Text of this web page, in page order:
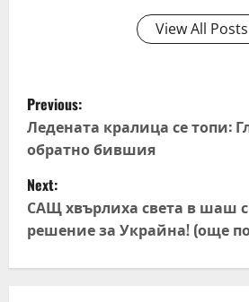
View All Posts
P
o
s
t
n
Previous:
Ледената кралица се топи:
обратно бившия
Next:
САЩ хвърлиха света в шаш
решение за Украйна! (още